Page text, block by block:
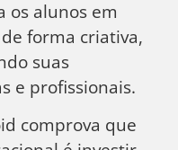
os alunos em
forma criativa,
suas
e profissionais.
comprova que